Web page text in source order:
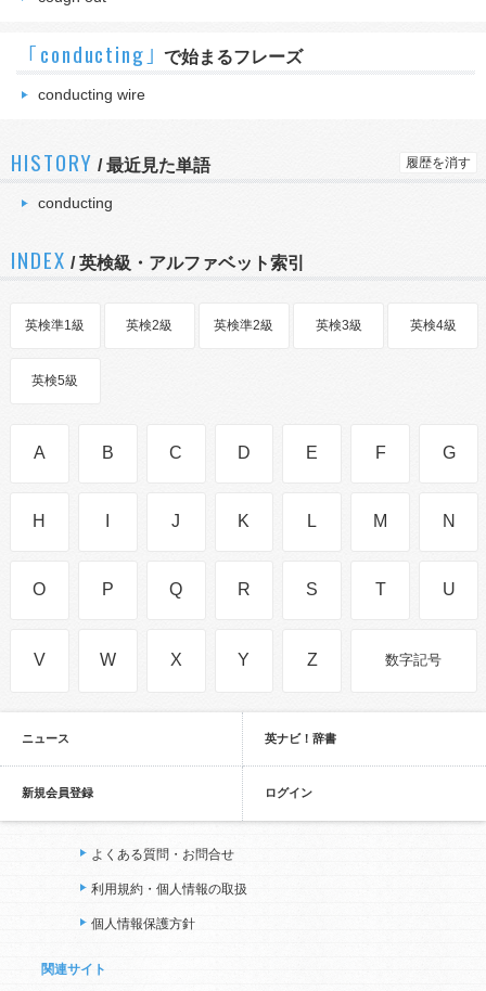
｢conducting｣ で始まるフレーズ
conducting wire
HISTORY /最近見た単語 履歴を消す
conducting
INDEX / 英検級・アルファベット索引
英検準1級 英検2級 英検準2級 英検3級 英検4級
英検5級
A B C D E F G
H J K L M N
O P Q R S T U
V W X Y Z 数字記号
ニュース 英ナビ！辞書
新規会員登録 ログイン
よくある質問・お問合せ
利用規約・個人情報の取扱
個人情報保護方針
関連サイト